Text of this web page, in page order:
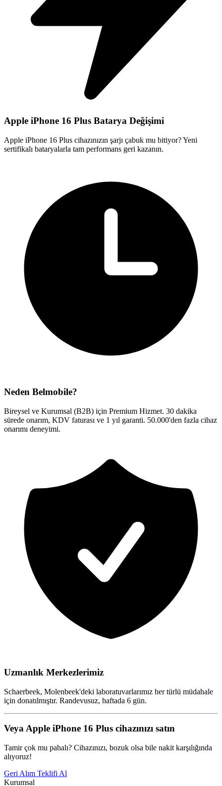
Apple iPhone 16 Plus Batarya Değişimi
Apple iPhone 16 Plus cihazınızın şarjı çabuk mu bitiyor? Yeni
sertifikalı bataryalarla tam performans geri kazanın.
Neden Belmobile?
Bireysel ve Kurumsal (B2B) için Premium Hizmet. 30 dakika
sürede onarım, KDV faturası ve 1 yıl garanti. 50.000'den fazla cihaz
onarımı deneyimi.
Uzmanlık Merkezlerimiz
Schaerbeek, Molenbeek'deki laboratuvarlarımız her türlü müdahale
için donatılmıştır. Randevusuz, haftada 6 gün.
Veya Apple iPhone 16 Plus cihazınızı satın
Tamir çok mu pahalı? Cihazınızı, bozuk olsa bile nakit karşılığında
alıyoruz!
Geri Alım Teklifi Al
Kurumsal